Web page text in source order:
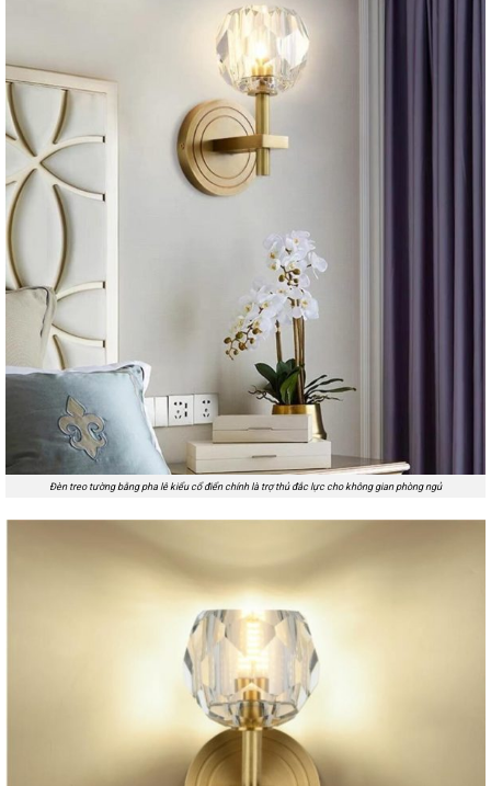
Đèn treo tường bằng pha lê kiểu cổ điển chính là trợ thủ đắc lực cho không gian phòng ngủ